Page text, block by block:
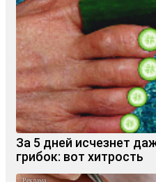
За 5 дней исчезнет
грибок: вот хитрость